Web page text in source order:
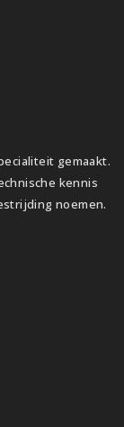
gemaakt.
kennis
noemen.